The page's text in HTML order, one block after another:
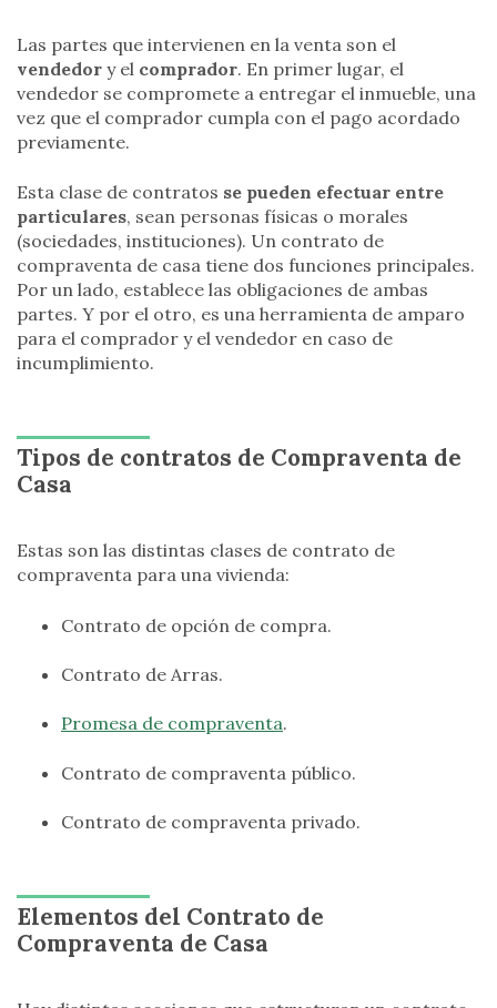
Las partes que intervienen en la venta son el
vendedor y el comprador. En primer lugar, el
vendedor se compromete a entregar el inmueble, una
vez que el comprador cumpla con el pago acordado
previamente.
Esta clase de contratos se pueden efectuar entre
particulares, sean personas físicas o morales
(sociedades, instituciones). Un contrato de
compraventa de casa tiene dos funciones principales.
Por un lado, establece las obligaciones de ambas
partes. Y por el otro, es una herramienta de amparo
para el comprador y el vendedor en caso de
incumplimiento.
Tipos de contratos de Compraventa de
Casa
Estas son las distintas clases de contrato de
compraventa para una vivienda:
Contrato de opción de compra.
Contrato de Arras.
Promesa de compraventa.
Contrato de compraventa público.
Contrato de compraventa privado.
Elementos del Contrato de
Compraventa de Casa